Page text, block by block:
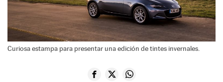
Curiosa estampa para presentar una edición de tintes invernales.